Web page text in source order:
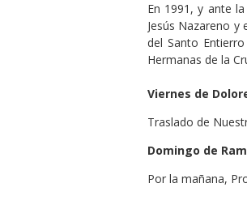
En 1991, y ante
Jesús Nazareno y
del Santo
Hermanas de la
Viernes de
Traslado de
Domingo de
Por la mañana,